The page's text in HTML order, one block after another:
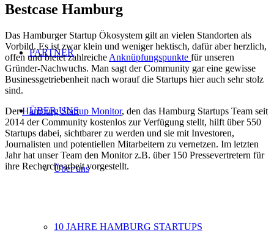
PARTNER
ÜBER UNS
Über uns
10 JAHRE HAMBURG STARTUPS
Bestcase Hamburg
Das Hamburger Startup Ökosystem gilt an vielen Standorten als
Vorbild. Es ist zwar klein und weniger hektisch, dafür aber herzlich,
offen und bietet zahlreiche Anknüpfungspunkte für unseren
Gründer-Nachwuchs. Man sagt der Community gar eine gewisse
Businessgetriebenheit nach worauf die Startups hier auch sehr stolz
sind.
DerHamburg Startup Monitor, den das Hamburg Startups Team seit
2014 der Community kostenlos zur Verfügung stellt, hilft über 550
Startups dabei, sichtbarer zu werden und sie mit Investoren,
Journalisten und potentiellen Mitarbeitern zu vernetzen. Im letzten
Jahr hat unser Team den Monitor z.B. über 150 Pressevertretern für
ihre Recherchearbeit vorgestellt.